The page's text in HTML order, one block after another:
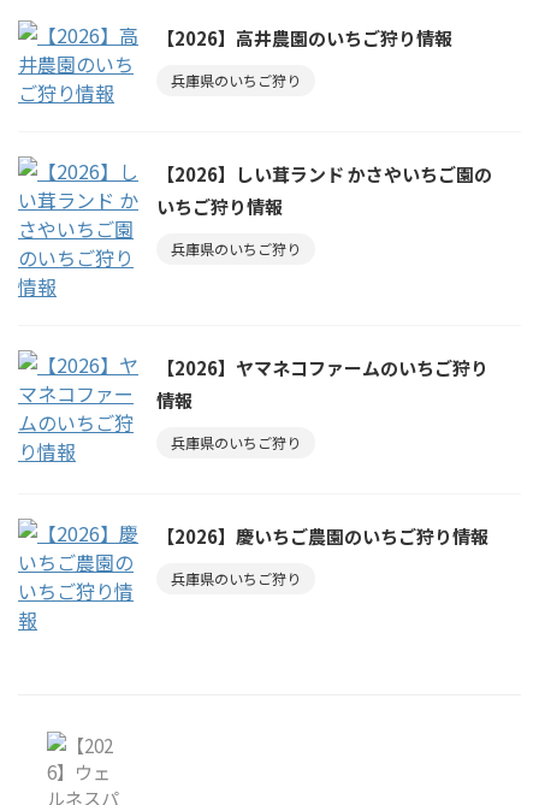
【2026】高井農園のいちご狩り情報
兵庫県のいちご狩り
【2026】しい茸ランド かさやいちご園の
いちご狩り情報
兵庫県のいちご狩り
【2026】ヤマネコファームのいちご狩り
情報
兵庫県のいちご狩り
【2026】慶いちご農園のいちご狩り情報
兵庫県のいちご狩り